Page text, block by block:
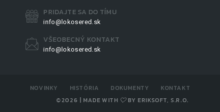
PRIDAJTE SA DO TÍMU
info@lokosered.sk
VŠEOBECNÝ KONTAKT
info@lokosered.sk
NOVINKY HISTÓRIA DOKUMENTY
KONTAKT
©2026 | MADE WITH BY ERIKSOFT, S.R.O.